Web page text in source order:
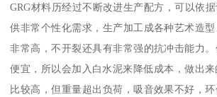
GRG材料历经过不断改进生产配方，可以依
供非常个性化需求，生产加工成各种艺术造
非常高，不开裂还具有非常强的抗冲击能力
便宜，所以会加入白水泥来降低成本，做出
比较高，但重量超出负荷，吸音效果不好，